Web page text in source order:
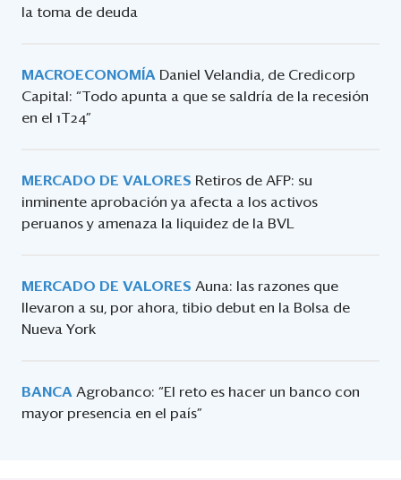
la toma de deuda
MACROECONOMÍA Daniel Velandia, de Credicorp
Capital: “Todo apunta a que se saldría de la recesión
en el 1T24”
MERCADO DE VALORES Retiros de AFP: su
inminente aprobación ya afecta a los activos
peruanos y amenaza la liquidez de la BVL
MERCADO DE VALORES Auna: las razones que
llevaron a su, por ahora, tibio debut en la Bolsa de
Nueva York
BANCA Agrobanco: “El reto es hacer un banco con
mayor presencia en el país”